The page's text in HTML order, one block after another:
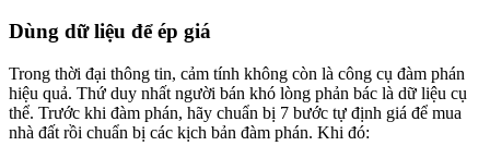
Dùng dữ liệu để ép giá
Trong thời đại thông tin, cảm tính không còn là công cụ đàm phán
hiệu quả. Thứ duy nhất người bán khó lòng phản bác là dữ liệu cụ
thể. Trước khi đàm phán, hãy chuẩn bị 7 bước tự định giá để mua
nhà đất rồi chuẩn bị các kịch bản đàm phán. Khi đó: